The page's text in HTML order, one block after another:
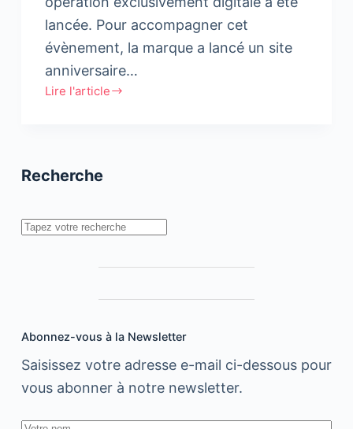
lancée. Pour accompagner cet
évènement, la marque a lancé un site
anniversaire…
Lire l'article
Marjane
anniversaire
Recherche
Rechercher
Abonnez-vous à la Newsletter
Saisissez votre adresse e-mail ci-dessous pour
vous abonner à notre newsletter.